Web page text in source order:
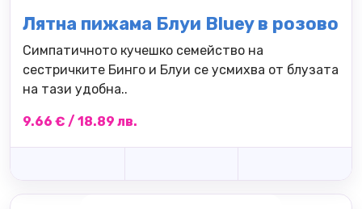
Лятна пижама Блуи Bluey в розово
Симпатичното кучешко семейство на
сестричките Бинго и Блуи се усмихва от блузата
на тази удобна..
9.66 € / 18.89 лв.